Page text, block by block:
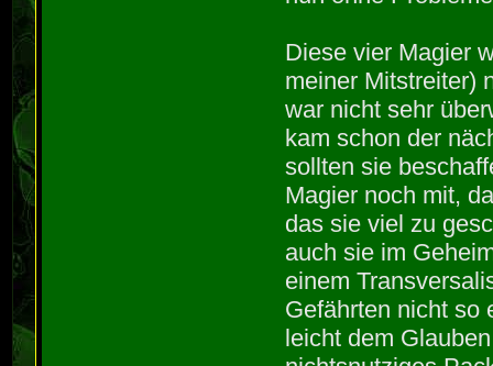
Diese vier Magier
meiner Mitstreiter)
war nicht sehr
kam schon der
sollten sie
Magier noch mit,
das sie viel zu
auch sie im
einem
Gefährten nicht so
leicht dem